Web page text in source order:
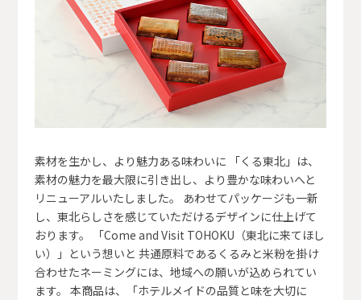
素材を生かし、より魅力ある味わいに 「くる東北」は、
素材の魅力を最大限に引き出し、より豊かな味わいへと
リニューアルいたしました。 あわせてパッケージも一新
し、東北らしさを感じていただけるデザインに仕上げて
おります。 「Come and Visit TOHOKU（東北に来てほし
い）」という想いと 共通原料であるくるみと米粉を掛け
合わせたネーミングには、地域への願いが込められてい
ます。 本商品は、「ホテルメイドの品質と味を大切に